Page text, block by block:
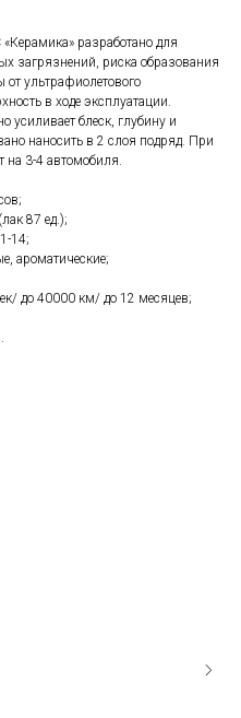
разработано для
загрязнений, риска образования
ультрафиолетового
в ходе эксплуатации.
усиливает блеск, глубину и
наносить в 2 слоя подряд. При
на 3-4 автомобиля.
87 ед.);
14;
ароматические;
до 40000 км/ до 12 месяцев;